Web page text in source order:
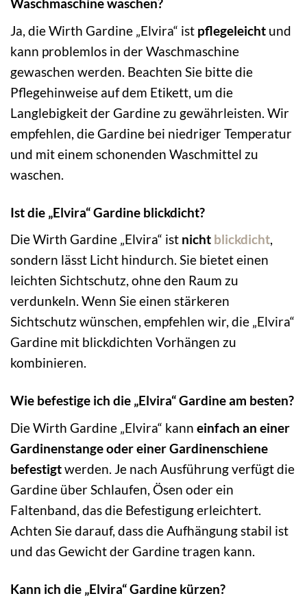
Waschmaschine waschen?
Ja, die Wirth Gardine „Elvira“ ist pflegeleicht und
kann problemlos in der Waschmaschine
gewaschen werden. Beachten Sie bitte die
Pflegehinweise auf dem Etikett, um die
Langlebigkeit der Gardine zu gewährleisten. Wir
empfehlen, die Gardine bei niedriger Temperatur
und mit einem schonenden Waschmittel zu
waschen.
Ist die „Elvira“ Gardine blickdicht?
Die Wirth Gardine „Elvira“ ist nicht blickdicht,
sondern lässt Licht hindurch. Sie bietet einen
leichten Sichtschutz, ohne den Raum zu
verdunkeln. Wenn Sie einen stärkeren
Sichtschutz wünschen, empfehlen wir, die „Elvira“
Gardine mit blickdichten Vorhängen zu
kombinieren.
Wie befestige ich die „Elvira“ Gardine am besten?
Die Wirth Gardine „Elvira“ kann einfach an einer
Gardinenstange oder einer Gardinenschiene
befestigtwerden. Je nach Ausführung verfügt die
Gardine über Schlaufen, Ösen oder ein
Faltenband, das die Befestigung erleichtert.
Achten Sie darauf, dass die Aufhängung stabil ist
und das Gewicht der Gardine tragen kann.
Kann ich die „Elvira“ Gardine kürzen?